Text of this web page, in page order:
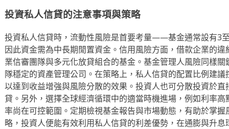
投資私人信貸的注意事項與策略
投資私人信貸時，流動性風險是首要考量——基金通常設有3
因此資金需為中長期閒置資金。信用風險方面，借款企業的
業信審團隊與多元化放貸組合的基金。基金管理人風險同樣
隊穩定的資產管理公司。在策略上，私人信貸的配置比例建
以達到收益增強與風險分散的效果。投資人也可分散投資於
貸。另外，選擇全球經濟循環中的適當時機進場，例如利率
率尚在可控範圍。定期檢視基金報告與市場動態，有助於掌
略，投資人便能有效利用私人信貸的利差優勢，在通膨與升息